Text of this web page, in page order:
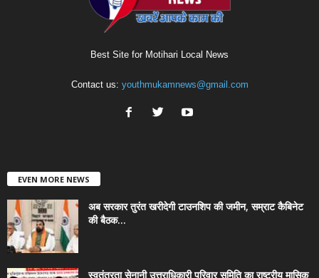
Best Site for Motihari Local News
Contact us: youthmukamnews@gmail.com
EVEN MORE NEWS
अब सरकार तुरंत खरीदेगी टाउनशिप की जमीन, सम्राट कैबिनेट
की बैठक...
स्वतंत्रता सेनानी उत्तराधिकारी परिवार समिति का राष्ट्रीय मासिक